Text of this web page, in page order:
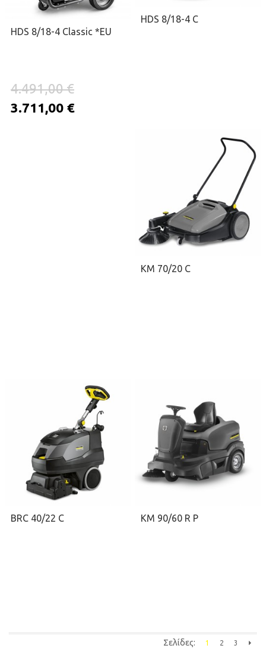
HDS 8/18-4 Classic *EU
4.491,00 €
3.711,00 €
HDS 8/18-4 C
ΖΗΤΉΣΤΕ ΠΡΟΣΦΟΡΆ
KM 70/20 C
ΖΗΤΉΣΤΕ ΠΡΟΣΦΟΡΆ
BRC 40/22 C KM 90/60 R P
Σελίδες: 1 2
3